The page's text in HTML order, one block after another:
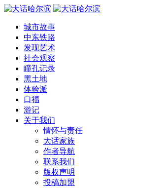
城市故事
中东铁路
发现艺术
社会观察
瞳孔记录
黑土地
体验派
口福
游记
关于我们
情怀与责任
大话家族
作者导航
联系我们
版权声明
投稿加盟